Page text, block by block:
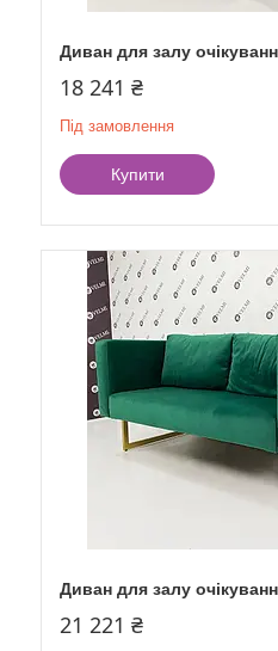
Диван для залу
18 241 ₴
Під замовлення
Купити
Диван для залу
21 221 ₴